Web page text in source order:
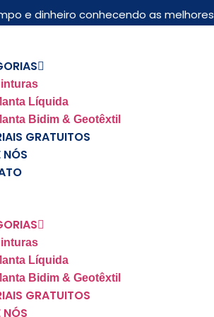
e dinheiro conhecendo as melhores
Líquida
Bidim & Geotêxtil
GRATUITOS
NÓS
Líquida
Bidim & Geotêxtil
GRATUITOS
NÓS